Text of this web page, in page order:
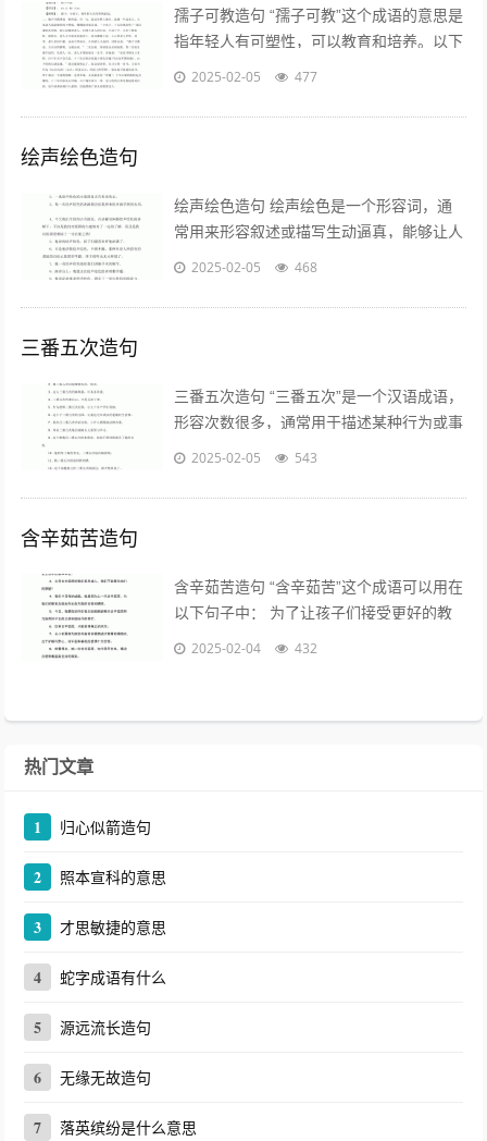
孺子可教造句 “孺子可教”这个成语的意思是
指年轻人有可塑性，可以教育和培养。以下
是一个造句的例子： 在学校里，老师发现
2025-02-05 477
绘声绘色造句
绘声绘色造句 绘声绘色是一个形容词，通
常用来形容叙述或描写生动逼真，能够让人
感受到场景的真实感。以下是一些关于“绘
2025-02-05 468
三番五次造句
三番五次造句 “三番五次”是一个汉语成语，
形容次数很多，通常用于描述某种行为或事
件的重复发生。以下是一些使用“三番五次”
2025-02-05 543
含辛茹苦造句
含辛茹苦造句 “含辛茹苦”这个成语可以用在
以下句子中： 为了让孩子们接受更好的教
育，父母们含辛茹苦地工作，省吃俭用。
2025-02-04 432
热门文章
1 归心似箭造句
2 照本宣科的意思
3 才思敏捷的意思
4 蛇字成语有什么
5 源远流长造句
6 无缘无故造句
7 落英缤纷是什么意思